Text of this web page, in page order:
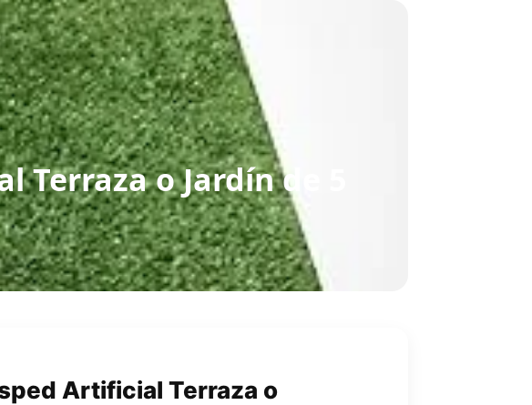
Terraza o Jardín de 5
Artificial Terraza o